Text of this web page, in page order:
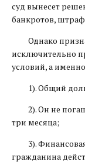
суд вынесет
банкротов,
Однако
исключительно
условий, а
1). Общий
2). Он не
три месяца;
3).
гражданина